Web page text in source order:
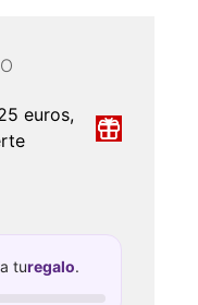
euros,
turegalo.